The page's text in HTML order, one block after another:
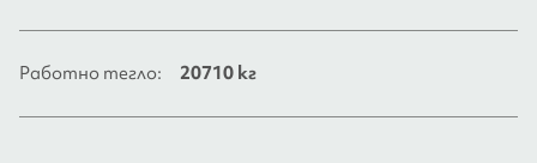
Работно тегло: 20710 кг